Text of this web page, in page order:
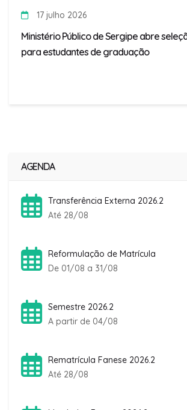
17 julho 2026
Ministério Público de Sergipe abre
para estudantes de graduação
AGENDA
Transferência Externa 2026.2
Até 28/08
Reformulação de Matrícula
De 01/08 a 31/08
Semestre 2026.2
A partir de 04/08
Rematrícula Fanese 2026.2
Até 28/08